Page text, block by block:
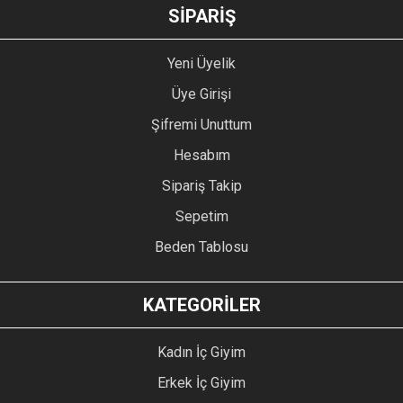
GÖNDER
SİPARİŞ
Yeni Üyelik
Üye Girişi
Şifremi Unuttum
Hesabım
Sipariş Takip
Sepetim
Beden Tablosu
KATEGORİLER
Kadın İç Giyim
Erkek İç Giyim